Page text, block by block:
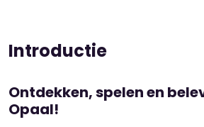
Introductie
Ontdekken, spelen en
Opaal!